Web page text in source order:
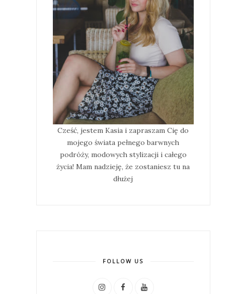
Cześć, jestem Kasia i zapraszam Cię do
mojego świata pełnego barwnych
podróży, modowych stylizacji i całego
życia! Mam nadzieję, że zostaniesz tu na
dłużej
FOLLOW US